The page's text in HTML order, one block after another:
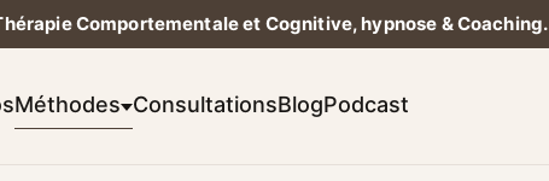
Comportementale et Cognitive, hypnose & Coaching.
Méthodes ConsultationsBlogPodcast